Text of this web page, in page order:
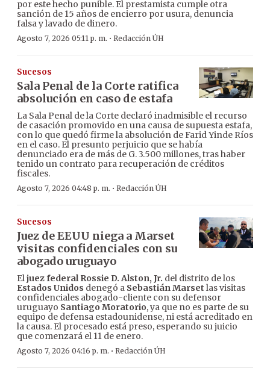
por este hecho punible. El prestamista cumple otra
sanción de 15 años de encierro por usura, denuncia
falsa y lavado de dinero.
Agosto 7, 2026 05:11 p. m. · Redacción ÚH
Sucesos
Sala Penal de la Corte ratifica
absolución en caso de estafa
La Sala Penal de la Corte declaró inadmisible el recurso
de casación promovido en una causa de supuesta estafa,
con lo que quedó firme la absolución de Farid Yinde Ríos
en el caso. El presunto perjuicio que se había
denunciado era de más de G. 3.500 millones, tras haber
tenido un contrato para recuperación de créditos
fiscales.
Agosto 7, 2026 04:48 p. m. · Redacción ÚH
Sucesos
Juez de EEUU niega a Marset
visitas confidenciales con su
abogado uruguayo
Eljuez federal Rossie D. Alston, Jr. del distrito de los
Estados Unidos denegó a Sebastián Marset las visitas
confidenciales abogado-cliente con su defensor
uruguayo Santiago Moratorio, ya que no es parte de su
equipo de defensa estadounidense, ni está acreditado en
la causa. El procesado está preso, esperando su juicio
que comenzará el 11 de enero.
Agosto 7, 2026 04:16 p. m. · Redacción ÚH